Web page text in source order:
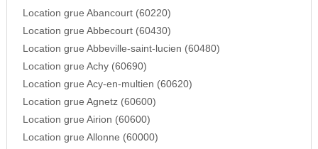
Location grue Abancourt (60220)
Location grue Abbecourt (60430)
Location grue Abbeville-saint-lucien (60480)
Location grue Achy (60690)
Location grue Acy-en-multien (60620)
Location grue Agnetz (60600)
Location grue Airion (60600)
Location grue Allonne (60000)